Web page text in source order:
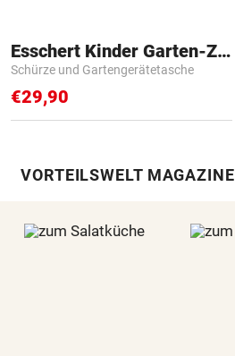
Esschert Kinder Garten-Zubehör
Schürze und Gartengerätetasche
€29,90
VORTEILSWELT MAGAZINE